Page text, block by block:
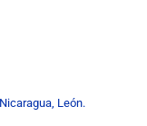
León.